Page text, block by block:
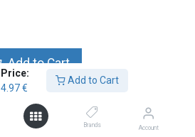
Price:
4.97€
Add to Cart
Brands Account
Add to Cart